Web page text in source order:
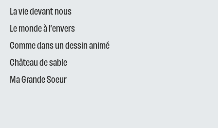
La vie devant nous
Le monde à l’envers
Comme dans un dessin animé
Château de sable
Ma Grande Soeur